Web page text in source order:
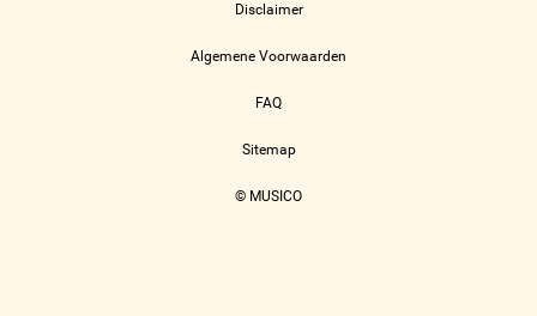
Disclaimer
Algemene Voorwaarden
FAQ
Sitemap
© MUSICO